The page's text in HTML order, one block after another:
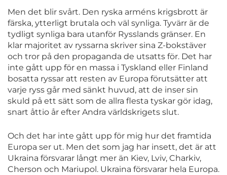
Men det blir svårt. Den ryska arméns krigsbrott är
färska, ytterligt brutala och väl synliga. Tyvärr är de
tydligt synliga bara utanför Rysslands gränser. En
klar majoritet av ryssarna skriver sina Z-bokstäver
och tror på den propaganda de utsatts för. Det har
inte gått upp för en massa i Tyskland eller Finland
bosatta ryssar att resten av Europa förutsätter att
varje ryss går med sänkt huvud, att de inser sin
skuld på ett sätt som de allra flesta tyskar gör idag,
snart åttio år efter Andra världskrigets slut.
Och det har inte gått upp för mig hur det framtida
Europa ser ut. Men det som jag har insett, det är att
Ukraina försvarar långt mer än Kiev, Lviv, Charkiv,
Cherson och Mariupol. Ukraina försvarar hela Europa.